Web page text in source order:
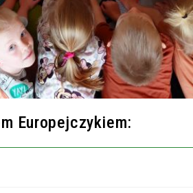
Europejczykiem: